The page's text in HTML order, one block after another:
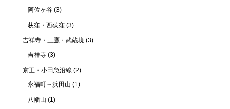
阿佐ヶ谷 (3)
荻窪・西荻窪 (3)
吉祥寺・三鷹・武蔵境 (3)
吉祥寺 (3)
京王・小田急沿線 (2)
永福町～浜田山 (1)
八幡山 (1)